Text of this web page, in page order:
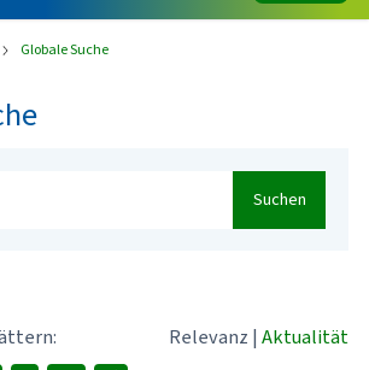
Globale Suche
Suchen
Relevanz | Aktualität